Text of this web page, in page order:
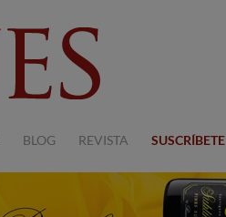
BLOG REVISTA SUSCRÍBETE